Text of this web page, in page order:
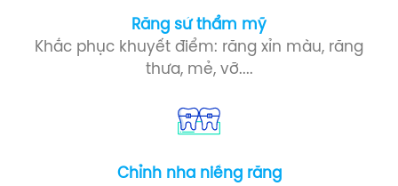
Răng sứ​ thẩm mỹ
Khắc phục khuyết điểm: răng xỉn màu, răng
thưa, mẻ, vỡ....
Chỉnh nha niềng răng